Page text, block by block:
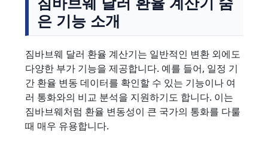
은 기능 소개
짐바브웨 달러 환율 계산기는 일반적인 변환 외에도
다양한 부가 기능을 제공합니다. 예를 들어, 일정 기
간 환율 변동 데이터를 확인할 수 있는 기능이나 여
러 통화와의 비교 분석을 지원하기도 합니다. 이는
짐바브웨처럼 환율 변동성이 큰 국가의 통화를 다룰
때 매우 유용합니다.